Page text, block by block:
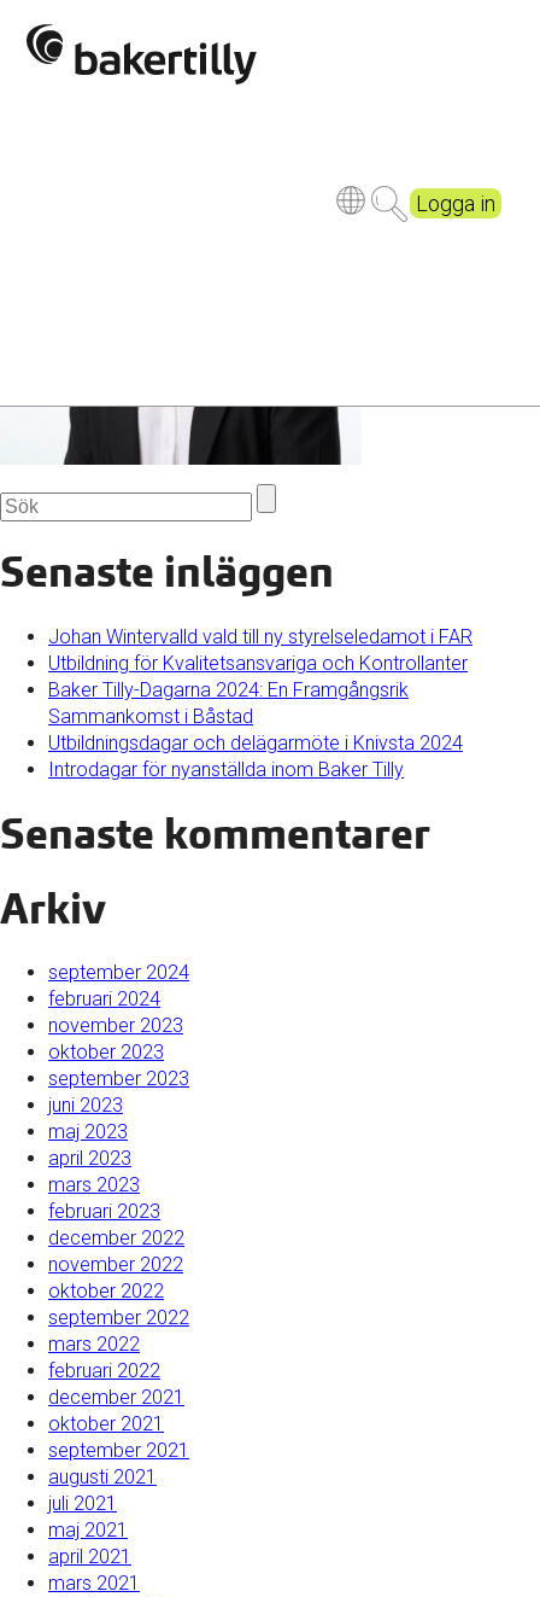
Logga in
Saxin
Senaste inläggen
Johan Wintervalld vald till ny styrelseledamot i FAR
Utbildning för Kvalitetsansvariga och Kontrollanter
Baker Tilly-Dagarna 2024: En Framgångsrik
Sammankomst i Båstad
Utbildningsdagar och delägarmöte i Knivsta 2024
Introdagar för nyanställda inom Baker Tilly
Senaste kommentarer
Arkiv
september 2024
februari 2024
november 2023
oktober 2023
september 2023
juni 2023
maj 2023
april 2023
mars 2023
februari 2023
december 2022
november 2022
oktober 2022
september 2022
mars 2022
februari 2022
december 2021
oktober 2021
september 2021
augusti 2021
juli 2021
maj 2021
april 2021
mars 2021